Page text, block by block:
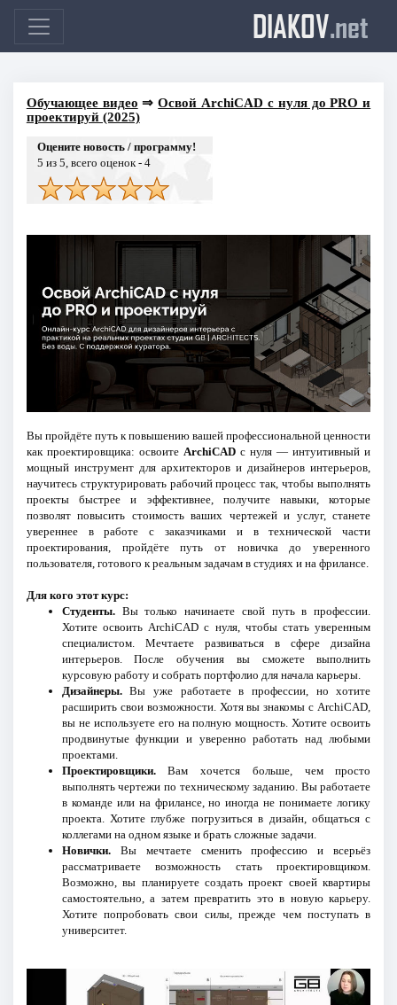
DIAKOV.net
Обучающее видео ⇒Освой ArchiCAD с нуля до PRO и
проектируй (2025)
Оцените новость / программу!
5 из 5, всего оценок - 4
Вы пройдёте путь к повышению вашей профессиональной ценности
как проектировщика: освоите ArchiCADс нуля — интуитивный и
мощный инструмент для архитекторов и дизайнеров интерьеров,
научитесь структурировать рабочий процесс так, чтобы выполнять
проекты быстрее и эффективнее, получите навыки, которые
позволят повысить стоимость ваших чертежей и услуг, станете
увереннее в работе с заказчиками и в технической части
проектирования, пройдёте путь от новичка до уверенного
пользователя, готового к реальным задачам в студиях и на фрилансе.
Для кого этот курс:
Студенты.Вы только начинаете свой путь в профессии.
Хотите освоить ArchiCAD с нуля, чтобы стать уверенным
специалистом. Мечтаете развиваться в сфере дизайна
интерьеров. После обучения вы сможете выполнить
курсовую работу и собрать портфолио для начала карьеры.
Дизайнеры.Вы уже работаете в профессии, но хотите
расширить свои возможности. Хотя вы знакомы с ArchiCAD,
вы не используете его на полную мощность. Хотите освоить
продвинутые функции и уверенно работать над любыми
проектами.
Проектировщики.Вам хочется больше, чем просто
выполнять чертежи по техническому заданию. Вы работаете
в команде или на фрилансе, но иногда не понимаете логику
проекта. Хотите глубже погрузиться в дизайн, общаться с
коллегами на одном языке и брать сложные задачи.
Новички.Вы мечтаете сменить профессию и всерьёз
рассматриваете возможность стать проектировщиком.
Возможно, вы планируете создать проект своей квартиры
самостоятельно, а затем превратить это в новую карьеру.
Хотите попробовать свои силы, прежде чем поступать в
университет.